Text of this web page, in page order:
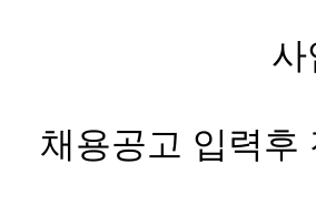
채용공고 입력후